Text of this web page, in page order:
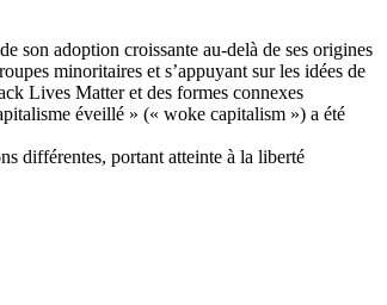
son adoption croissante au-delà de ses origines
minoritaires et s’appuyant sur les idées de
Lives Matter et des formes connexes
éveillé » (« woke capitalism ») a été
différentes, portant atteinte à la liberté